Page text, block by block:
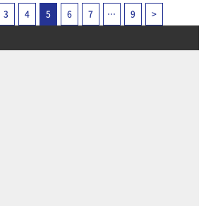
3 4 5 6 7 … 9 >